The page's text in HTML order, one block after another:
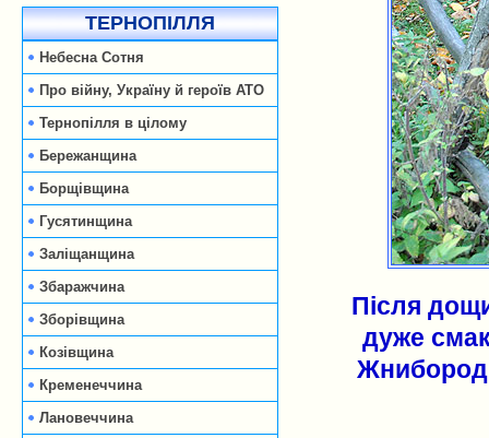
ТЕРНОПІЛЛЯ
Небесна Сотня
Про війну, Україну й героїв АТО
Тернопілля в цілому
Бережанщина
Борщівщина
Гусятинщина
Заліщанщина
Збаражчина
Зборівщина
Козівщина
Кременеччина
Лановеччина
Після
дуже